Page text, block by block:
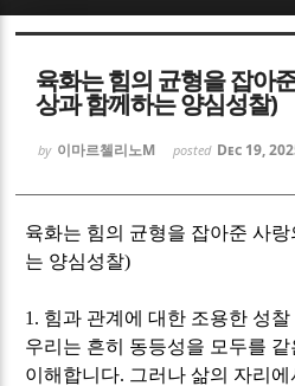
육화는 힘의 균형을 잡아
상과 함께하는 양심성찰)
by 이마르첼리노M posted Dec 19,
육화는 힘의 균형을 잡아준 사
는 양심성찰)
1. 힘과 관계에 대한 조용한 성찰
우리는 흔히 동등성을 모두를
이해합니다. 그러나 삶의 자리
Sketchbook5,
Sketchbook5, 스
Sketchbook5,
Sketchbook5, 스